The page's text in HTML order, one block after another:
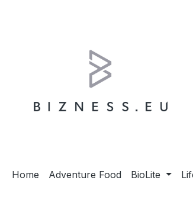
Home Adventure Food BioLite